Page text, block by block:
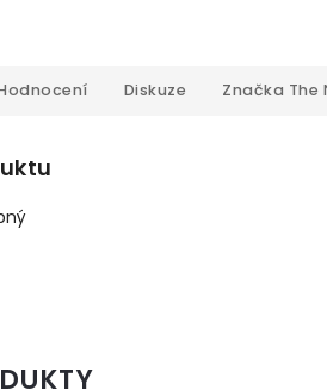
Diskuze Značka The